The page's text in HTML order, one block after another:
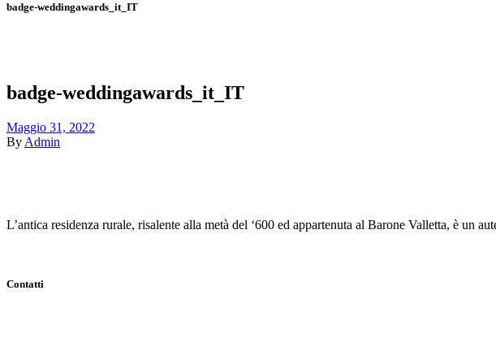
badge-weddingawards_it_IT
badge-weddingawards_it_IT
Maggio 31, 2022
By Admin
L’antica residenza rurale, risalente alla metà del ‘600 ed appartenuta al Barone Valletta, è un
Contatti